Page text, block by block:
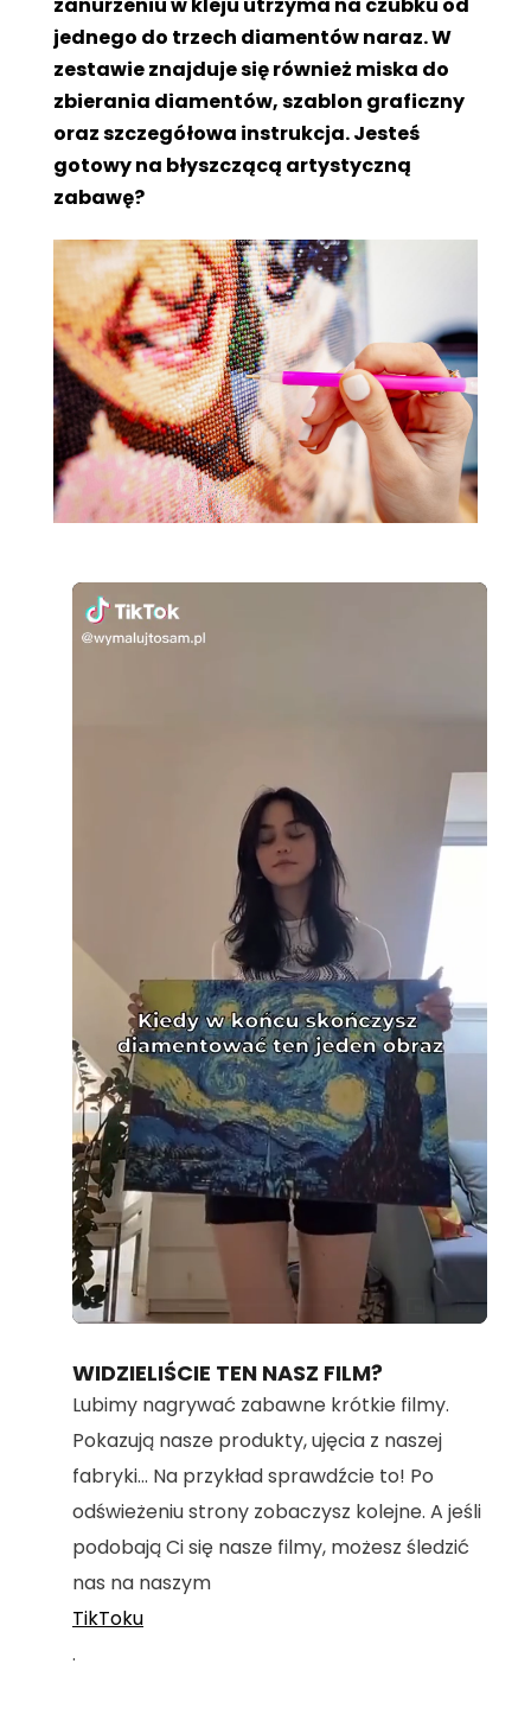
zanurzeniu w kleju utrzyma na czubku od
jednego do trzech diamentów naraz. W
zestawie znajduje się również miska do
zbierania diamentów, szablon graficzny
oraz szczegółowa instrukcja. Jesteś
gotowy na błyszczącą artystyczną
zabawę?
Unmute Loaded
100.00%
WIDZIELIŚCIE TEN NASZ FILM?
Lubimy nagrywać zabawne krótkie filmy.
Pokazują nasze produkty, ujęcia z naszej
fabryki... Na przykład sprawdźcie to! Po
odświeżeniu strony zobaczysz kolejne. A jeśli
podobają Ci się nasze filmy, możesz śledzić
nas na naszym
TikToku
.